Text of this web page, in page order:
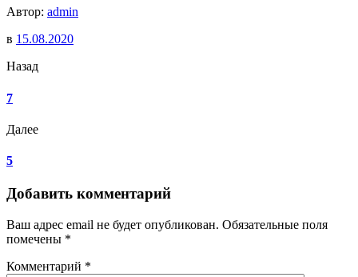
Автор: admin
в 15.08.2020
Назад
7
Далее
5
Добавить комментарий
Ваш адрес email не будет опубликован. Обязательные поля
помечены *
Комментарий *